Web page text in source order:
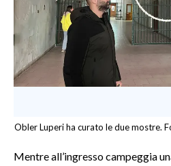
Obler Luperi ha curato le due mostre.
Mentre all’ingresso campeggia